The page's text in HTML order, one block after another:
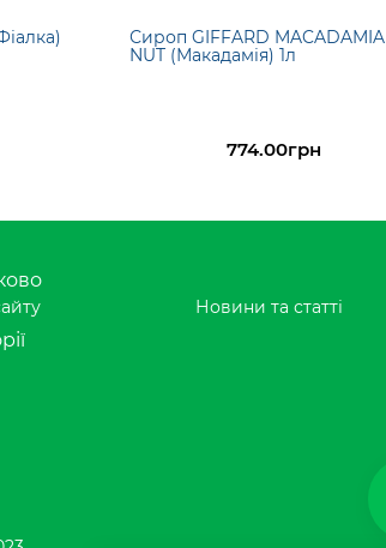
Сироп GIFFARD MACADAMIA
NUT (Макадамія) 1л
774.00грн
Новини та статті